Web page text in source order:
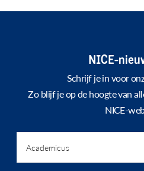
NICE-
Schrijf je in voor
Zo blijf je op de hoogte van
NICE-